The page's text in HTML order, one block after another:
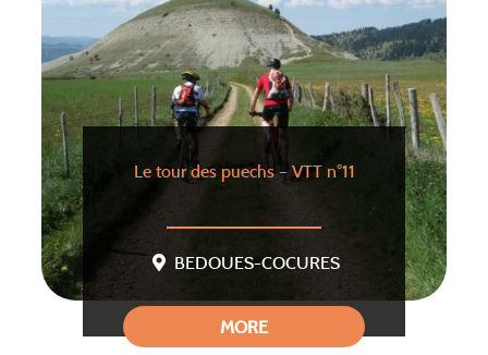
Le tour des puechs – VTT n°11
BEDOUES-COCURES
MORE